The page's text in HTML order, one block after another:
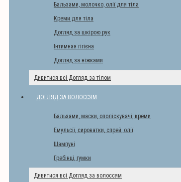
Бальзами, молочко, олії для тіла
Креми для тіла
Догляд за шкірою рук
Інтимная гігієна
Догляд за ніжками
Дивитися всі Догляд за тілом
ДОГЛЯД ЗА ВОЛОССЯМ
Бальзами, маски, ополіскувачі, креми
Емульсії, сироватки, спрей, олії
Шампуні
Гребінці, гумки
Дивитися всі Догляд за волоссям